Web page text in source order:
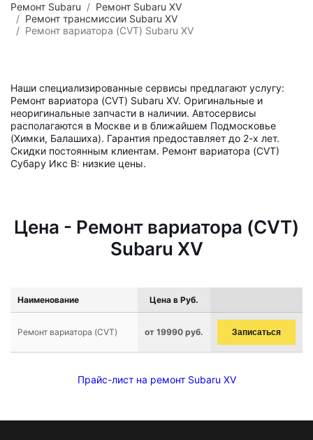
Ремонт Subaru
Ремонт Subaru XV
Ремонт трансмиссии Subaru XV
Ремонт вариатора (CVT) Subaru XV
Наши специализированные сервисы предлагают услугу:
Ремонт вариатора (CVT) Subaru XV. Оригинальные и
неоригинальные запчасти в наличии. Автосервисы
располагаются в Москве и в ближайшем Подмосковье
(Химки, Балашиха). Гарантия предоставляет до 2-х лет.
Скидки постоянным клиентам. Ремонт вариатора (CVT)
Субару Икс В: низкие цены.
Цена - Ремонт вариатора (CVT)
Subaru XV
Наименование Цена в Руб.
Ремонт вариатора (CVT) от 19990 руб. Записаться
Прайс-лист на ремонт Subaru XV